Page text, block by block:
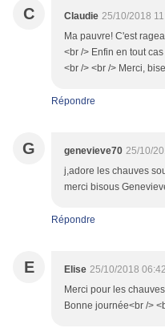
C Claudie 25/10/2018
Ma pauvre! C'est
<br /> Enfin en tout
<br /> <br /> Merci,
Répondre
G genevieve70 25/10/
j,adore les chauves
merci bisous
Répondre
E Elise 25/10/2018 06:42
Merci pour les
Bonne journée<br />